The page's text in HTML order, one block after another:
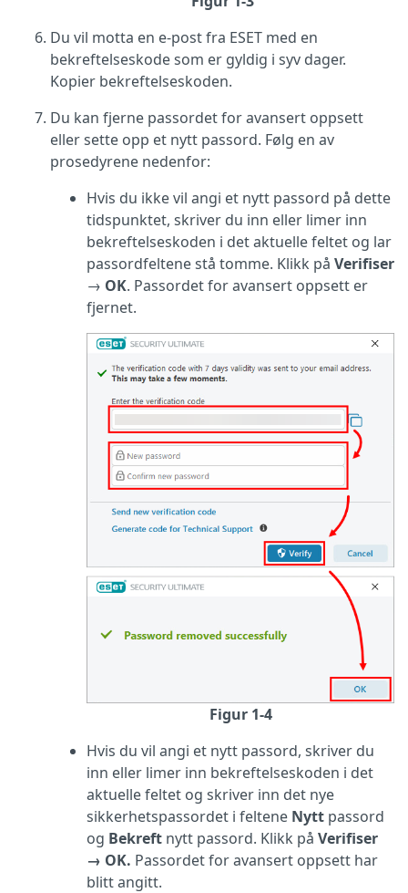
Du vil motta en e-post fra ESET med en
bekreftelseskode som er gyldig i syv dager.
Kopier bekreftelseskoden.
Du kan fjerne passordet for avansert oppsett
eller sette opp et nytt passord. Følg en av
prosedyrene nedenfor:
Hvis du ikke vil angi et nytt passord på dette
tidspunktet, skriver du inn eller limer inn
bekreftelseskoden i det aktuelle feltet og lar
passordfeltene stå tomme. Klikk på Verifiser
→ OK. Passordet for avansert oppsett er
fjernet.
Figur 1-4
Hvis du vil angi et nytt passord, skriver du
inn eller limer inn bekreftelseskoden i det
aktuelle feltet og skriver inn det nye
sikkerhetspassordet i feltene Nytt passord
og Bekreft nytt passord. Klikk på Verifiser
→ OK. Passordet for avansert oppsett har
blitt angitt.